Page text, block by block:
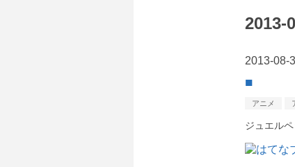
2013-
2013-08-
■
アニメ
ジュエル